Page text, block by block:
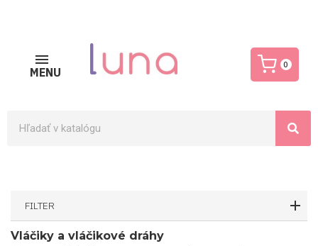
MENU
0
FILTER
Vláčiky a vláčikové dráhy